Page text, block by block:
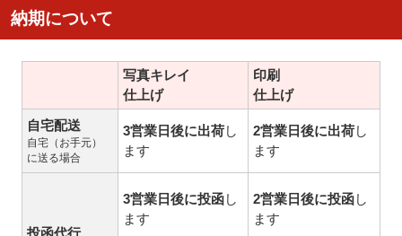
納期について
写真キレイ
仕上げ
印刷
仕上げ
自宅配送
自宅（お手元）
に送る場合
3営業日後に出荷し
ます
2営業日後に出荷し
ます
投函代行
3営業日後に投函し
ます
2営業日後に投函し
ます